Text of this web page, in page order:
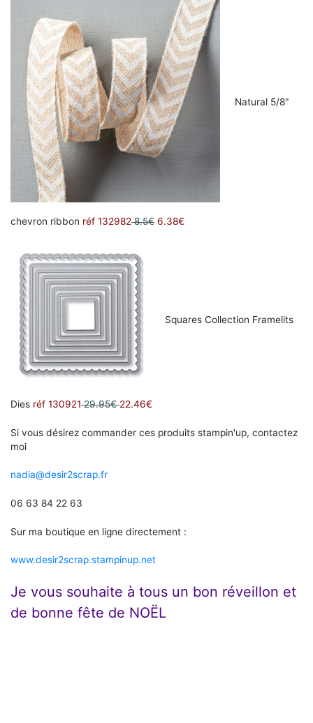
Natural 5/8"
chevron ribbon réf 1329828.5€ 6.38€
Squares Collection Framelits
Dies réf 13092129.95€22.46€
Si vous désirez commander ces produits stampin'up, contactez
moi
nadia@desir2scrap.fr
06 63 84 22 63
Sur ma boutique en ligne directement :
www.desir2scrap.stampinup.net
Je vous souhaite à tous un bon réveillon et
de bonne fête de NOËL